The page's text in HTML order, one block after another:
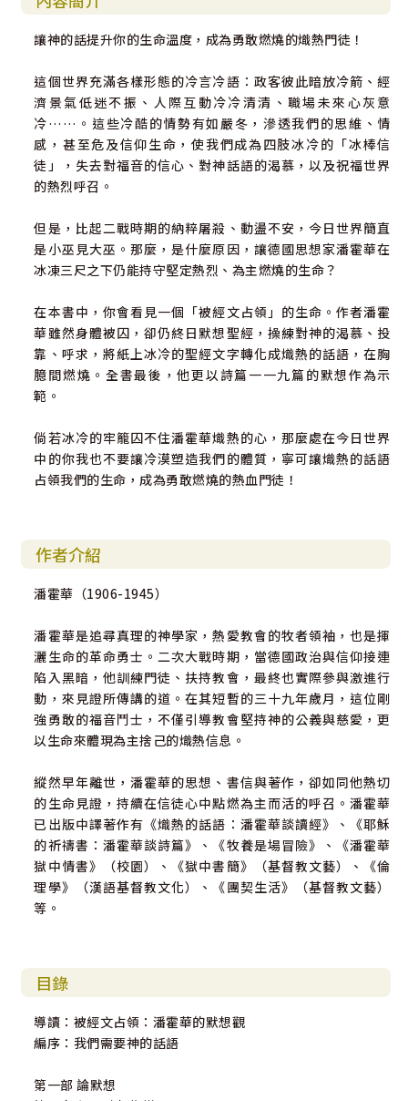
讓神的話提升你的生命溫度，成為勇敢燃燒的熾熱門徒！
這個世界充滿各樣形態的冷言冷語：政客彼此暗放冷箭、經
濟景氣低迷不振、人際互動冷冷清清、職場未來心灰意
冷……。這些冷酷的情勢有如嚴冬，滲透我們的思維、情
感，甚至危及信仰生命，使我們成為四肢冰冷的「冰棒信
徒」，失去對福音的信心、對神話語的渴慕，以及祝福世界
的熱烈呼召。
但是，比起二戰時期的納粹屠殺、動盪不安，今日世界簡直
是小巫見大巫。那麼，是什麼原因，讓德國思想家潘霍華在
冰凍三尺之下仍能持守堅定熱烈、為主燃燒的生命？
在本書中，你會看見一個「被經文占領」的生命。作者潘霍
華雖然身體被囚，卻仍終日默想聖經，操練對神的渴慕、投
靠、呼求，將紙上冰冷的聖經文字轉化成熾熱的話語，在胸
臆間燃燒。全書最後，他更以詩篇一一九篇的默想作為示
範。
倘若冰冷的牢籠囚不住潘霍華熾熱的心，那麼處在今日世界
中的你我也不要讓冷漠塑造我們的體質，寧可讓熾熱的話語
占領我們的生命，成為勇敢燃燒的熱血門徒！
作者介紹
潘霍華（1906-1945）
潘霍華是追尋真理的神學家，熱愛教會的牧者領袖，也是揮
灑生命的革命勇士。二次大戰時期，當德國政治與信仰接連
陷入黑暗，他訓練門徒、扶持教會，最終也實際參與激進行
動，來見證所傳講的道。在其短暫的三十九年歲月，這位剛
強勇敢的福音鬥士，不僅引導教會堅持神的公義與慈愛，更
以生命來體現為主捨己的熾熱信息。
縱然早年離世，潘霍華的思想、書信與著作，卻如同他熱切
的生命見證，持續在信徒心中點燃為主而活的呼召。潘霍華
已出版中譯著作有《熾熱的話語：潘霍華談讀經》、《耶穌
的祈禱書：潘霍華談詩篇》、《牧養是場冒險》、《潘霍華
獄中情書》（校園）、《獄中書簡》（基督教文藝）、《倫
理學》（漢語基督教文化）、《團契生活》（基督教文藝）
等。
目錄
導讀：被經文占領：潘霍華的默想觀
編序：我們需要神的話語
第一部 論默想